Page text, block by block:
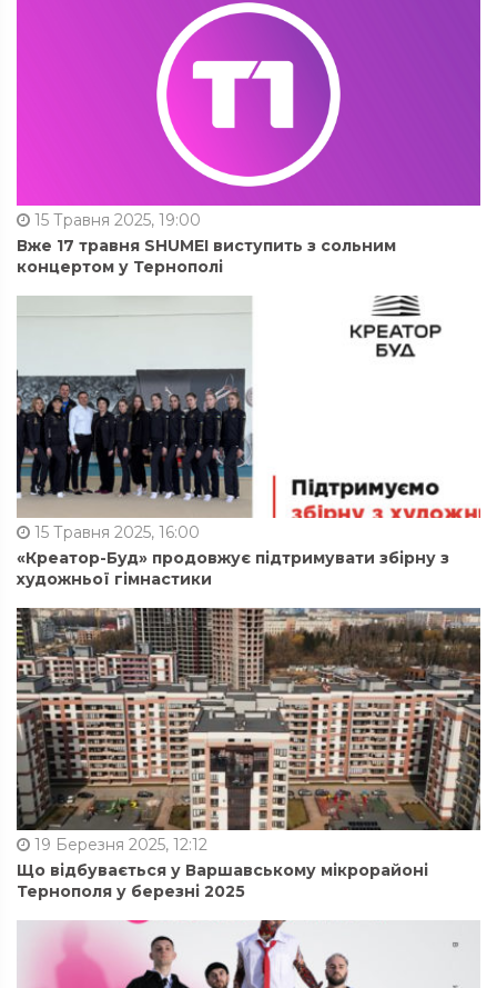
15 Травня 2025, 19:00
Вже 17 травня SHUMEI виступить з сольним
концертом у Тернополі
15 Травня 2025, 16:00
«Креатор-Буд» продовжує підтримувати збірну з
художньої гімнастики
19 Березня 2025, 12:12
Що відбувається у Варшавському мікрорайоні
Тернополя у березні 2025